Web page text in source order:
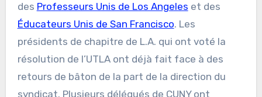
des Professeurs Unis de Los Angeles et des
Éducateurs Unis de San Francisco. Les
présidents de chapitre de L.A. qui ont voté la
résolution de l’UTLA ont déjà fait face à des
retours de bâton de la part de la direction du
syndicat. Plusieurs délégués de CUNY ont